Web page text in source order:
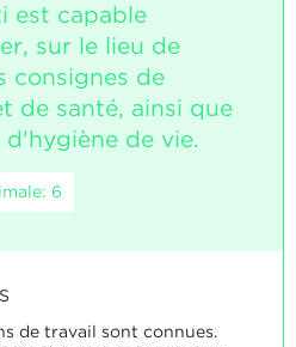
est capable
sur le lieu de
consignes de
de santé, ainsi que
d'hygiène de vie.
6
de travail sont connues.